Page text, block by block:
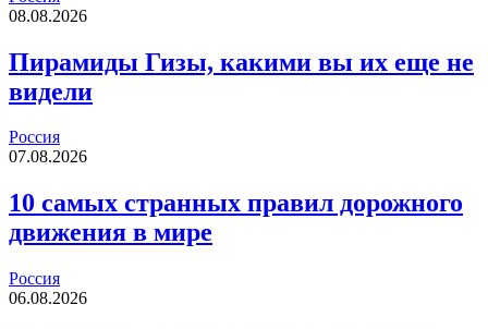
08.08.2026
Пирамиды Гизы, какими вы их еще не
видели
Россия
07.08.2026
10 самых странных правил дорожного
движения в мире
Россия
06.08.2026